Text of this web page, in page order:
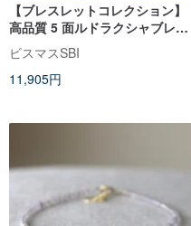
【ブレスレットコレクション】
高品質 5 面ルドラクシャブレス
レット – ルートアンバー添え (一
点物)
ビスマスSBI
11,905円